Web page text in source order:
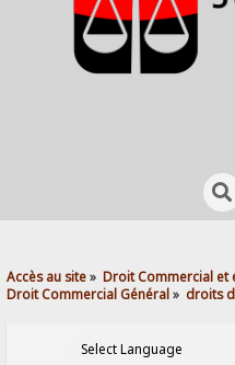
Accès au site» Droit Commercial et
Droit Commercial Général» droits